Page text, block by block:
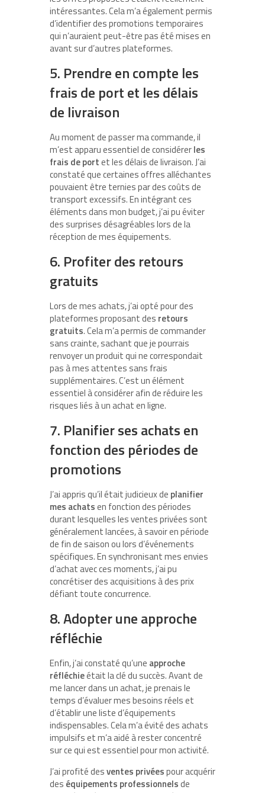
intéressantes. Cela m’a également permis
d’identifier des promotions temporaires
qui n’auraient peut-être pas été mises en
avant sur d’autres plateformes.
5. Prendre en compte les
frais de port et les délais
de livraison
Au moment de passer ma commande, il
m’est apparu essentiel de considérerles
frais de portet les délais de livraison. J’ai
constaté que certaines offres alléchantes
pouvaient être ternies par des coûts de
transport excessifs. En intégrant ces
éléments dans mon budget, j’ai pu éviter
des surprises désagréables lors de la
réception de mes équipements.
6. Profiter des retours
gratuits
Lors de mes achats, j’ai opté pour des
plateformes proposant des retours
gratuits. Cela m’a permis de commander
sans crainte, sachant que je pourrais
renvoyer un produit qui ne correspondait
pas à mes attentes sans frais
supplémentaires. C’est un élément
essentiel à considérer afin de réduire les
risques liés à un achat en ligne.
7. Planifier ses achats en
fonction des périodes de
promotions
J’ai appris qu’il était judicieux de planifier
mes achatsen fonction des périodes
durant lesquelles les ventes privées sont
généralement lancées, à savoir en période
de fin de saison ou lors d’événements
spécifiques. En synchronisant mes envies
d’achat avec ces moments, j’ai pu
concrétiser des acquisitions à des prix
défiant toute concurrence.
8. Adopter une approche
réfléchie
Enfin, j’ai constaté qu’une approche
réfléchieétait la clé du succès. Avant de
me lancer dans un achat, je prenais le
temps d’évaluer mes besoins réels et
d’établir une liste d’équipements
indispensables. Cela m’a évité des achats
impulsifs et m’a aidé à rester concentré
sur ce qui est essentiel pour mon activité.
J’ai profité desventes privéespour acquérir
des équipements professionnelsde